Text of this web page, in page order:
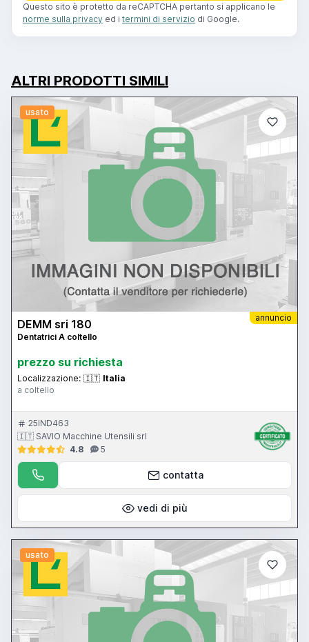
Questo sito è protetto da reCAPTCHA pertanto si applicano le
norme sulla privacy ed i termini di servizio di Google.
ALTRI PRODOTTI SIMILI
usato
annuncio
DEMM sri 180
Dentatrici A coltello
prezzo su richiesta
Localizzazione: 🇮🇹 Italia
a coltello
25IND463
🇮🇹 SAVIO Macchine Utensili srl
4.8
5
contatta
vedi di più
usato